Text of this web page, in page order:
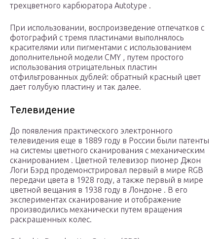
трехцветного карбюратора Autotype .
При использовании, воспроизведение отпечатков с
фотографий с тремя пластинами выполнялось
красителями или пигментами с использованием
дополнительной модели CMY , путем простого
использования отрицательных пластин
отфильтрованных дублей: обратный красный цвет
дает голубую пластину и так далее.
Телевидение
До появления практического электронного
телевидения еще в 1889 году в России были патенты
на системы цветного сканирования с механическим
сканированием . Цветной телевизор пионер Джон
Логи Бэрд продемонстрировал первый в мире RGB
передачи цвета в 1928 году, а также первый в мире
цветной вещания в 1938 году в Лондоне . В его
экспериментах сканирование и отображение
производились механически путем вращения
раскрашенных колес.